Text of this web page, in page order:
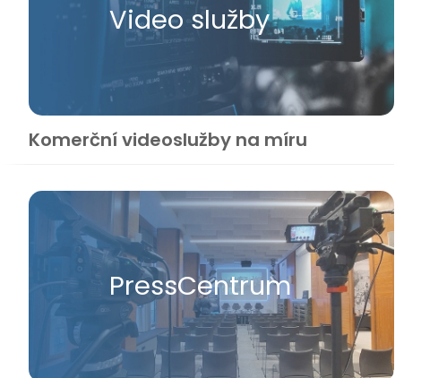
Video služby
Komerční videoslužby na míru
Press​Centrum